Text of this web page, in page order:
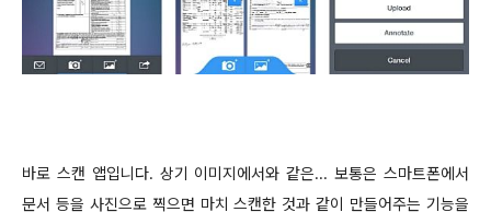
바로 스캔 앱입니다. 상기 이미지에서와 같은... 보통은 스마트폰에서
문서 등을 사진으로 찍으면 마치 스캔한 것과 같이 만들어주는 기능을